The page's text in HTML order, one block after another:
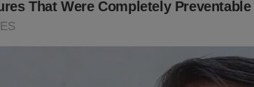
contra o ex-presidente foi documentada no
à Cena do Crime"
é um "documento", já se transformou em um
conteúdo. São descritas todas as manobras do